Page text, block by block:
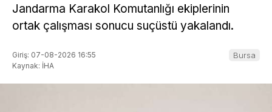
Jandarma Karakol Komutanlığı ekiplerinin
ortak çalışması sonucu suçüstü yakalandı.
Giriş: 07-08-2026 16:55
Kaynak: İHA
Bursa